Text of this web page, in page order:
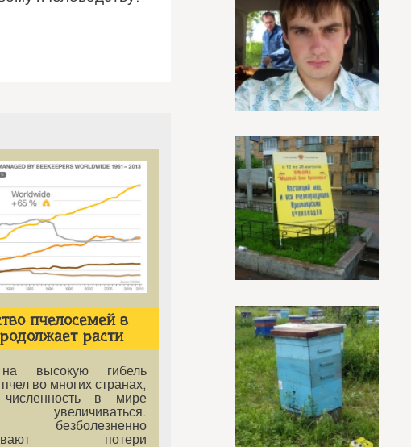
пчелосемей в
расти
высокую гибель
во многих странах,
в мире
увеличиваться.
безболезненно
потери